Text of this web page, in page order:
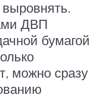
ДВП
бумагой
можно сразу